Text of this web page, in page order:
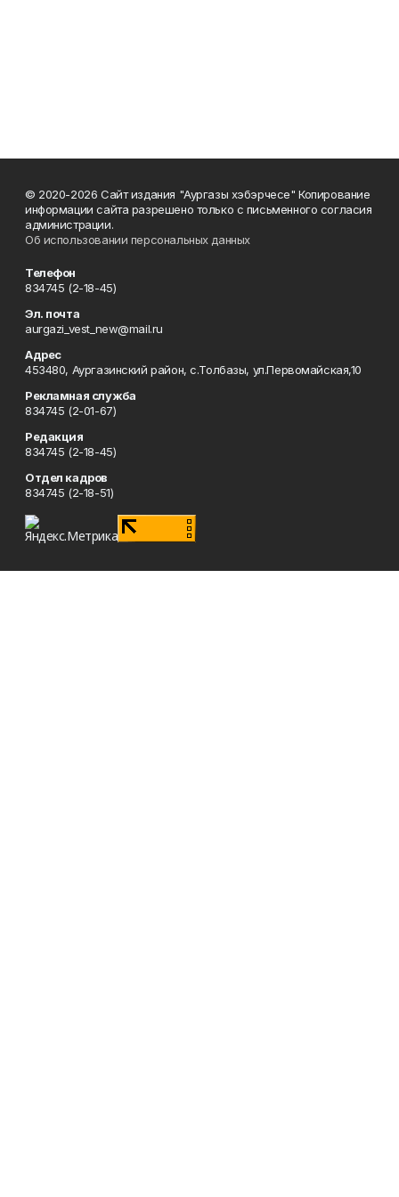
© 2020-2026 Сайт издания "Аургазы хэбэрчесе" Копирование
информации сайта разрешено только с письменного согласия
администрации.
Об использовании персональных данных
Телефон
834745 (2-18-45)
Эл. почта
aurgazi_vest_new@mail.ru
Адрес
453480, Аургазинский район, с.Толбазы, ул.Первомайская,10
Рекламная служба
834745 (2-01-67)
Редакция
834745 (2-18-45)
Отдел кадров
834745 (2-18-51)